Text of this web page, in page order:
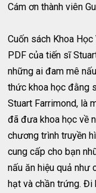
Cám ơn thành viên
Cuốn sách Khoa
PDF của tiến sĩ
những ai đam mê
thức khoa học đằng
Stuart Farrimond, là
đã đưa khoa học về
chương trình truyền
cung cấp cho bạn
nấu ăn hiệu quả như
hạt và chần trứng.